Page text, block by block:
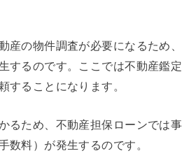
産の物件調査が必要になるため、
するのです。ここでは不動産鑑定
することになります。
るため、不動産担保ローンでは事
数料）が発生するのです。